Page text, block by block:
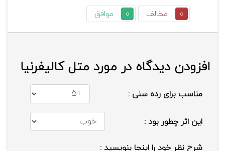
0 موافق 0 مخالف
افزودن دیدگاه در مورد متل کالیفرنیا
مناسب برای رده سنی :
این اثر چطور بود :
شرح نظر خود را اینجا بنویسید :